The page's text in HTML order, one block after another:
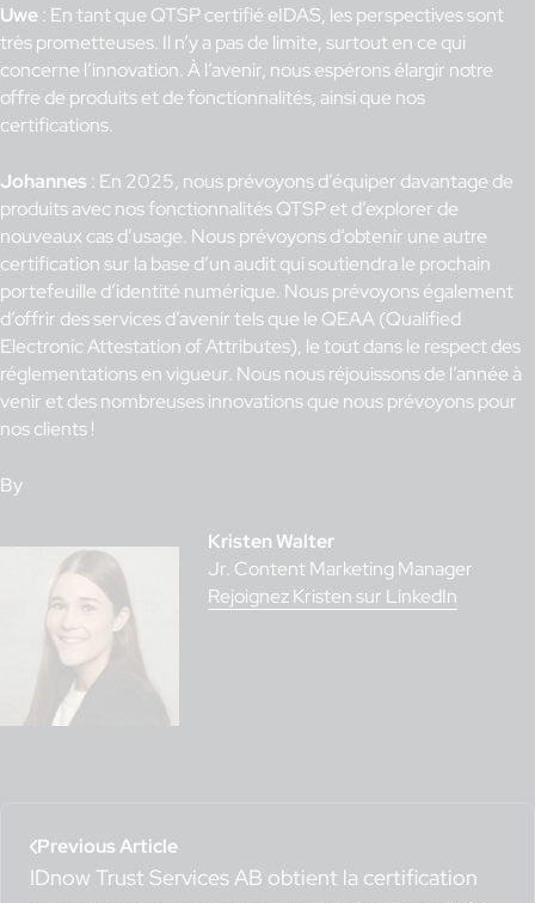
Uwe: En tant que QTSP certifié eIDAS, les perspectives sont
très prometteuses. Il n’y a pas de limite, surtout en ce qui
concerne l’innovation. À l’avenir, nous espérons élargir notre
offre de produits et de fonctionnalités, ainsi que nos
certifications.
Johannes : En 2025, nous prévoyons d’équiper davantage de
produits avec nos fonctionnalités QTSP et d’explorer de
nouveaux cas d’usage. Nous prévoyons d’obtenir une autre
certification sur la base d’un audit qui soutiendra le prochain
portefeuille d’identité numérique. Nous prévoyons également
d’offrir des services d’avenir tels que le QEAA (Qualified
Electronic Attestation of Attributes), le tout dans le respect des
réglementations en vigueur. Nous nous réjouissons de l’année à
venir et des nombreuses innovations que nous prévoyons pour
nos clients !
By
Kristen Walter
Jr. Content Marketing Manager
Rejoignez Kristen sur LinkedIn
Previous Article
IDnow Trust Services AB obtient la certification